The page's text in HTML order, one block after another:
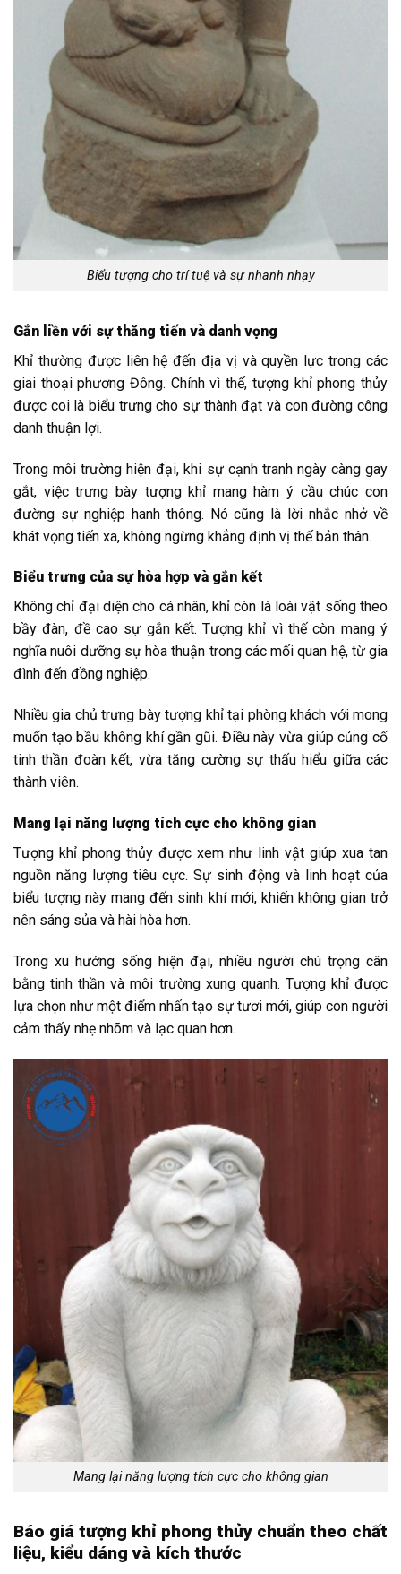
Biểu tượng cho trí tuệ và sự nhanh nhạy
Gắn liền với sự thăng tiến và danh vọng
Khỉ thường được liên hệ đến địa vị và quyền lực trong các
giai thoại phương Đông. Chính vì thế, tượng khỉ phong thủy
được coi là biểu trưng cho sự thành đạt và con đường công
danh thuận lợi.
Trong môi trường hiện đại, khi sự cạnh tranh ngày càng gay
gắt, việc trưng bày tượng khỉ mang hàm ý cầu chúc con
đường sự nghiệp hanh thông. Nó cũng là lời nhắc nhở về
khát vọng tiến xa, không ngừng khẳng định vị thế bản thân.
Biểu trưng của sự hòa hợp và gắn kết
Không chỉ đại diện cho cá nhân, khỉ còn là loài vật sống theo
bầy đàn, đề cao sự gắn kết. Tượng khỉ vì thế còn mang ý
nghĩa nuôi dưỡng sự hòa thuận trong các mối quan hệ, từ gia
đình đến đồng nghiệp.
Nhiều gia chủ trưng bày tượng khỉ tại phòng khách với mong
muốn tạo bầu không khí gần gũi. Điều này vừa giúp củng cố
tinh thần đoàn kết, vừa tăng cường sự thấu hiểu giữa các
thành viên.
Mang lại năng lượng tích cực cho không gian
Tượng khỉ phong thủy được xem như linh vật giúp xua tan
nguồn năng lượng tiêu cực. Sự sinh động và linh hoạt của
biểu tượng này mang đến sinh khí mới, khiến không gian trở
nên sáng sủa và hài hòa hơn.
Trong xu hướng sống hiện đại, nhiều người chú trọng cân
bằng tinh thần và môi trường xung quanh. Tượng khỉ được
lựa chọn như một điểm nhấn tạo sự tươi mới, giúp con người
cảm thấy nhẹ nhõm và lạc quan hơn.
Mang lại năng lượng tích cực cho không gian
Báo giá tượng khỉ phong thủy chuẩn theo chất
liệu, kiểu dáng và kích thước